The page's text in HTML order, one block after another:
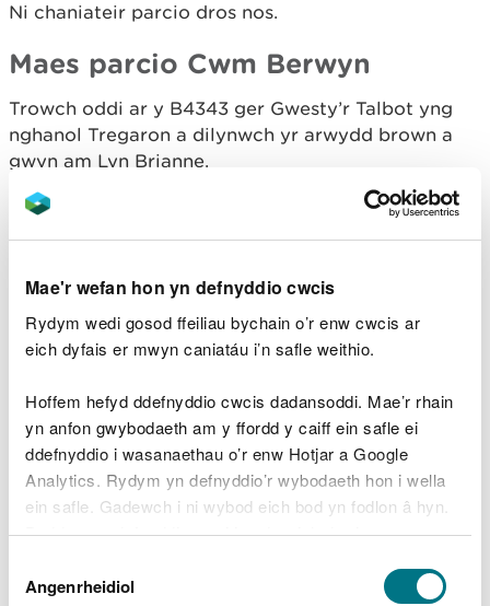
Mae'r wefan hon yn defnyddio cwcis
Rydym wedi gosod ffeiliau bychain o’r enw cwcis ar
eich dyfais er mwyn caniatáu i’n safle weithio.
Hoffem hefyd ddefnyddio cwcis dadansoddi. Mae’r rhain
yn anfon gwybodaeth am y ffordd y caiff ein safle ei
ddefnyddio i wasanaethau o’r enw Hotjar a Google
Analytics. Rydym yn defnyddio’r wybodaeth hon i wella
ein safle. Gadewch i ni wybod eich bod yn fodlon â hyn.
Byddwn yn defnyddio cwci i gadw eich dewis.
Gellirdarllen mwy am ein cwcis cyn i chi ddewis.
Caniatâd
Angenrheidiol
Ni chaniateir parcio dros nos.
Maes parcio Cwm Berwyn
Trowch oddi ar y B4343 ger Gwesty’r Talbot yng
nghanol Tregaron a dilynwch yr arwydd brown a
gwyn am Lyn Brianne.
Parhewch ar hyd yr isffordd hon am 4 milltir ac
mae’r trac i faes parcio Cwm Berwyn ar y dde.
Berwyn yw SN 737 573 (Explorer Map 187).